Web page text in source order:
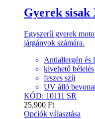
Gyerek
Egyszerű gyerek
járgányok számára.
Antiallergén és
kivehető bélelés
feszes szíj
UV álló
KÓD: 10111 SR
25,900 Ft
Opciók választása